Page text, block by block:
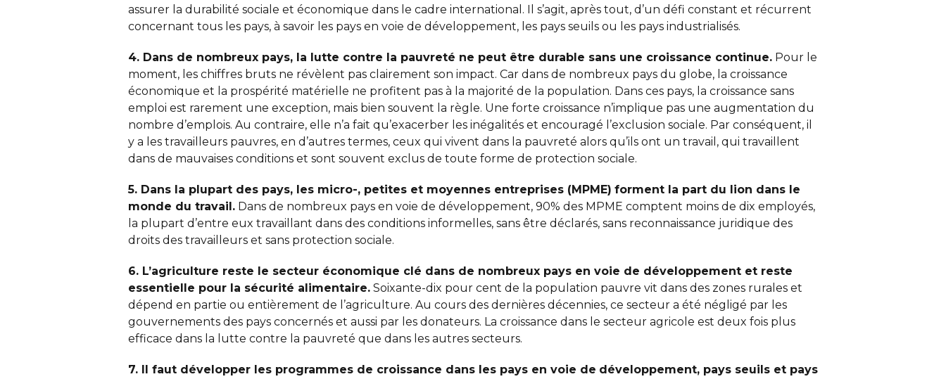
assurer la durabilité sociale et économique dans le cadre international. Il s’agit, après tout, d’un défi constant et récurrent
concernant tous les pays, à savoir les pays en voie de développement, les pays seuils ou les pays industrialisés.
4. Dans de nombreux pays, la lutte contre la pauvreté ne peut être durable sans une croissance continue. Pour le
moment, les chiffres bruts ne révèlent pas clairement son impact. Car dans de nombreux pays du globe, la croissance
économique et la prospérité matérielle ne profitent pas à la majorité de la population. Dans ces pays, la croissance sans
emploi est rarement une exception, mais bien souvent la règle. Une forte croissance n’implique pas une augmentation du
nombre d’emplois. Au contraire, elle n’a fait qu’exacerber les inégalités et encouragé l’exclusion sociale. Par conséquent, il
y a les travailleurs pauvres, en d’autres termes, ceux qui vivent dans la pauvreté alors qu’ils ont un travail, qui travaillent
dans de mauvaises conditions et sont souvent exclus de toute forme de protection sociale.
5. Dans la plupart des pays, les micro-, petites et moyennes entreprises (MPME) forment la part du lion dans le
monde du travail. Dans de nombreux pays en voie de développement, 90% des MPME comptent moins de dix employés,
la plupart d’entre eux travaillant dans des conditions informelles, sans être déclarés, sans reconnaissance juridique des
droits des travailleurs et sans protection sociale.
6. L’agriculture reste le secteur économique clé dans de nombreux pays en voie de développement et reste
essentielle pour la sécurité alimentaire. Soixante-dix pour cent de la population pauvre vit dans des zones rurales et
dépend en partie ou entièrement de l’agriculture. Au cours des dernières décennies, ce secteur a été négligé par les
gouvernements des pays concernés et aussi par les donateurs. La croissance dans le secteur agricole est deux fois plus
efficace dans la lutte contre la pauvreté que dans les autres secteurs.
7. Il faut développer les programmes de croissance dans les pays en voie de développement, pays seuils et pays